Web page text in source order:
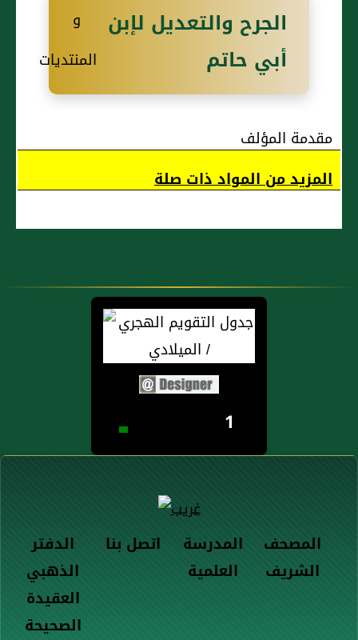
الجرح والتعديل لإبن
أبي حاتم
مقدمة المؤلف
المزيد من المواد ذات صلة
1
الدفتر
الذهبي
اتصل بنا
المدرسة
العلمية
المصحف
الشريف
العقيدة
الصحيحة